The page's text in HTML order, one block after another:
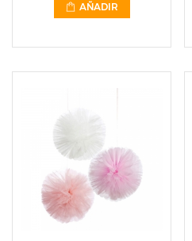
AÑADIR